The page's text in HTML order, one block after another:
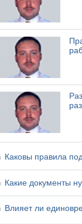
Каковы правила
Какие документы
Влияет ли